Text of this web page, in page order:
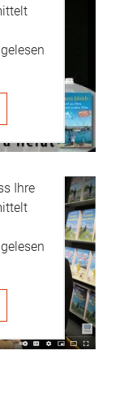
gelesen
Ihre
gelesen